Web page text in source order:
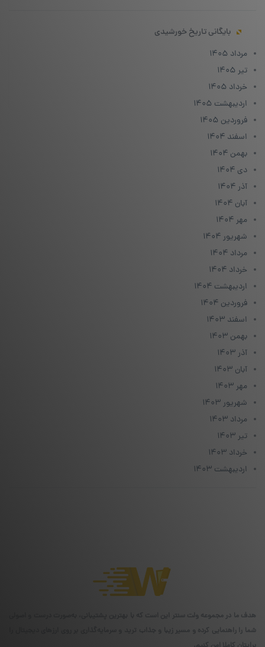
بایگانی تاریخ خورشیدی
مرداد ۱۴۰۵
تیر ۱۴۰۵
خرداد ۱۴۰۵
اردیبهشت ۱۴۰۵
فروردین ۱۴۰۵
اسفند ۱۴۰۴
بهمن ۱۴۰۴
دی ۱۴۰۴
آذر ۱۴۰۴
آبان ۱۴۰۴
مهر ۱۴۰۴
شهریور ۱۴۰۴
مرداد ۱۴۰۴
خرداد ۱۴۰۴
اردیبهشت ۱۴۰۴
فروردین ۱۴۰۴
اسفند ۱۴۰۳
بهمن ۱۴۰۳
آذر ۱۴۰۳
آبان ۱۴۰۳
مهر ۱۴۰۳
شهریور ۱۴۰۳
مرداد ۱۴۰۳
تیر ۱۴۰۳
خرداد ۱۴۰۳
اردیبهشت ۱۴۰۳
هدف ما در مجموعه ولت سنتر این است که با بهترین پشتیبانی، به‌صورت درست و اصولی
شما را راهنمایی کرده و مسیر زیبا و جذاب ترید و سرمایه‌گذاری بر روی ارزهای دیجیتال را